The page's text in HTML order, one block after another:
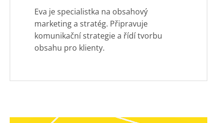
Eva je specialistka na obsahový
marketing a stratég. Připravuje
komunikační strategie a řídí tvorbu
obsahu pro klienty.